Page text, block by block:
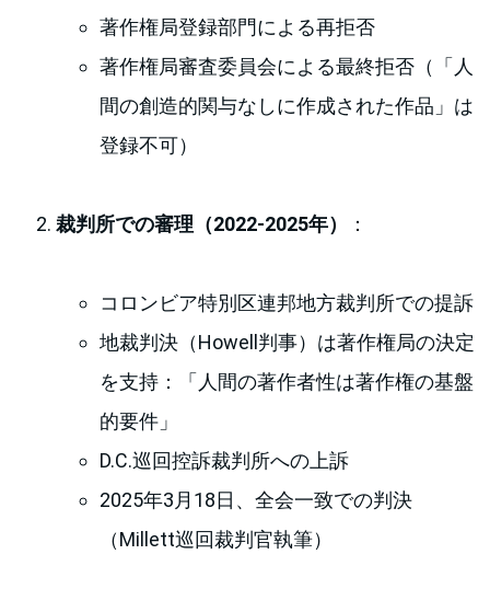
著作権局登録部門による再拒否
著作権局審査委員会による最終拒否（「人
間の創造的関与なしに作成された作品」は
登録不可）
裁判所での審理（2022-2025年） ：
コロンビア特別区連邦地方裁判所での提訴
地裁判決（Howell判事）は著作権局の決定
を支持：「人間の著作者性は著作権の基盤
的要件」
D.C.巡回控訴裁判所への上訴
2025年3月18日、全会一致での判決
（Millett巡回裁判官執筆）